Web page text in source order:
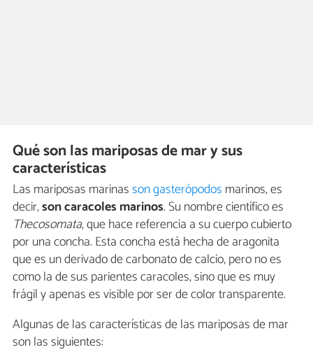
Qué son las mariposas de mar y sus
características
Las mariposas marinasson gasterópodos marinos, es
decir,son caracoles marinos. Su nombre científico es
Thecosomata, que hace referencia a su cuerpo cubierto
por una concha. Esta concha está hecha de aragonita
que es un derivado de carbonato de calcio, pero no es
como la de sus parientes caracoles, sino que es muy
frágil y apenas es visible por ser de color transparente.
Algunas de las características de las mariposas de mar
son las siguientes: